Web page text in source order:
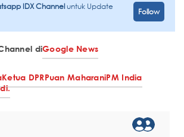
IDX Channeluntuk Update
Follow
diGoogle News
Ketua DPRPuan MaharaniPM India